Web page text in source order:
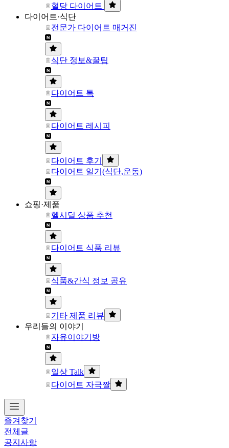
혈당 다이어트
다이어트·식단
전문가 다이어트 매거진
식단 정보&꿀팁
다이어트 톡
다이어트 레시피
다이어트 후기
다이어트 일기(식단,운동)
쇼핑·제품
헬시딜 상품 추천
다이어트 식품 리뷰
식품&간식 정보 공유
기타 제품 리뷰
우리들의 이야기
자유이야기방
일상 Talk
다이어트 자극짤
즐겨찾기
전체글
공지사항